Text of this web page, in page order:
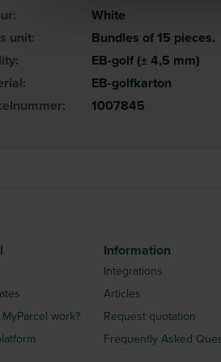
unit:
White
Bundles of 15 pieces.
EB-golf (± 4,5 mm)
EB-golfkarton
1007845
work?
Information
Integrations
Articles
Request quotation
Frequently Asked